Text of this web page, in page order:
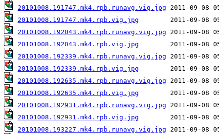
20101008.191747.mk4.rpb.runavg.vig.jpg
20101008.191747.mk4.rpb.vig.jpg
20101008.192043.mk4.rpb.runavg.vig.jpg
20101008.192043.mk4.rpb.vig.jpg
20101008.192339.mk4.rpb.runavg.vig.jpg
20101008.192339.mk4.rpb.vig.jpg
20101008.192635.mk4.rpb.runavg.vig.jpg
20101008.192635.mk4.rpb.vig.jpg
20101008.192931.mk4.rpb.runavg.vig.jpg
20101008.192931.mk4.rpb.vig.jpg
20101008.193227.mk4.rpb.runavg.vig.jpg